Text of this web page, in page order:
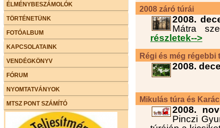
ÉLMÉNYBESZÁMOLÓK
TÖRTÉNETÜNK
FOTÓALBUM
KAPCSOLATAINK
VENDÉGKÖNYV
FÓRUM
NYOMTATVÁNYOK
MTSZ PONT SZÁMÍTÓ
2008 záró túrái
2008.
Mátra
részletek-->
Régi és még
2008.
Mikulás túra és
2008.
Pinczi